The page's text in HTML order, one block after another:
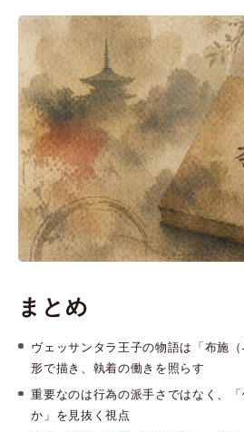
まとめ
ヴェッサンタラ王子の物語は「布施
形で描き、執着の働きを照らす
重要なのは行為の派手さではなく、
か」を見抜く視点